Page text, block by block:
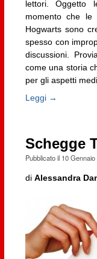
lettori. Oggetto
momento che
Hogwarts sono
spesso con
discussioni.
come una storia
per gli aspetti
Leggi →
Schegge
Pubblicato il 10 Gennaio
di Alessandra